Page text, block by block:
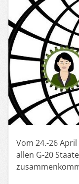
Vom 24.-26
allen G-20